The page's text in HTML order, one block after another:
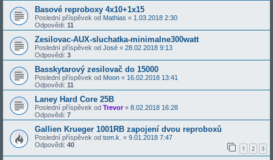
Basové reproboxy 4x10+1x15
Poslední příspěvek od Mathias « 1.03.2018 2:30
Odpovědi: 11
Zesilovac-AUX-sluchatka-minimalne300watt
Poslední příspěvek od José « 28.02.2018 9:13
Odpovědi: 3
Basskytarový zesilovač do 15000
Poslední příspěvek od Moon « 16.02.2018 13:41
Odpovědi: 11
Laney Hard Core 25B
Poslední příspěvek od Trevor« 8.02.2018 16:28
Odpovědi: 7
Gallien Krueger 1001RB zapojení dvou reproboxů
Poslední příspěvek od tom.k. « 9.01.2018 7:47
Odpovědi: 40 1 2 3